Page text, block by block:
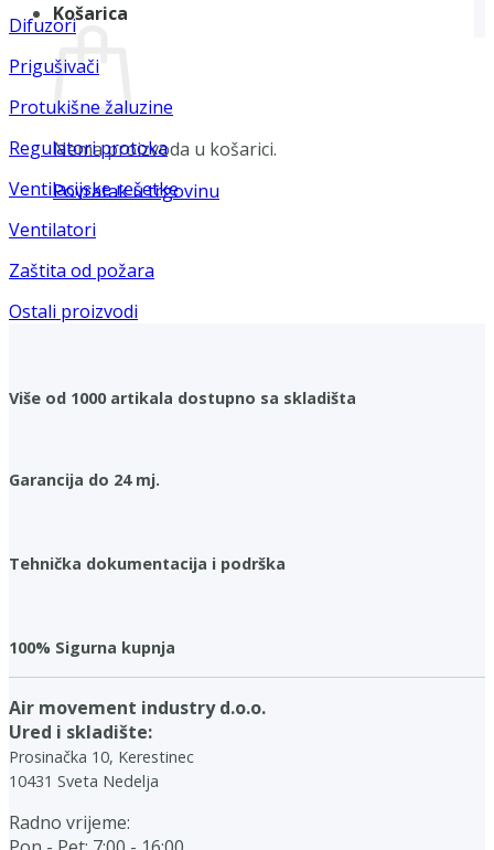
Košarica
Nema proizvoda u košarici.
Povratak u trgovinu
Difuzori
Prigušivači
Protukišne žaluzine
Regulatori protoka
Ventilacijske rešetke
Ventilatori
Zaštita od požara
Ostali proizvodi
Više od 1000 artikala dostupno sa skladišta
Garancija do 24 mj.
Tehnička dokumentacija i podrška
100% Sigurna kupnja
Air movement industry d.o.o.
Ured i skladište:
Prosinačka 10, Kerestinec
10431 Sveta Nedelja
Radno vrijeme: